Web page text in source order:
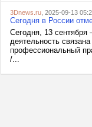
3Dnews.ru , 2025-09-13
Сегодня в России
Сегодня, 13 сентября
деятельность
профессиональный
/...